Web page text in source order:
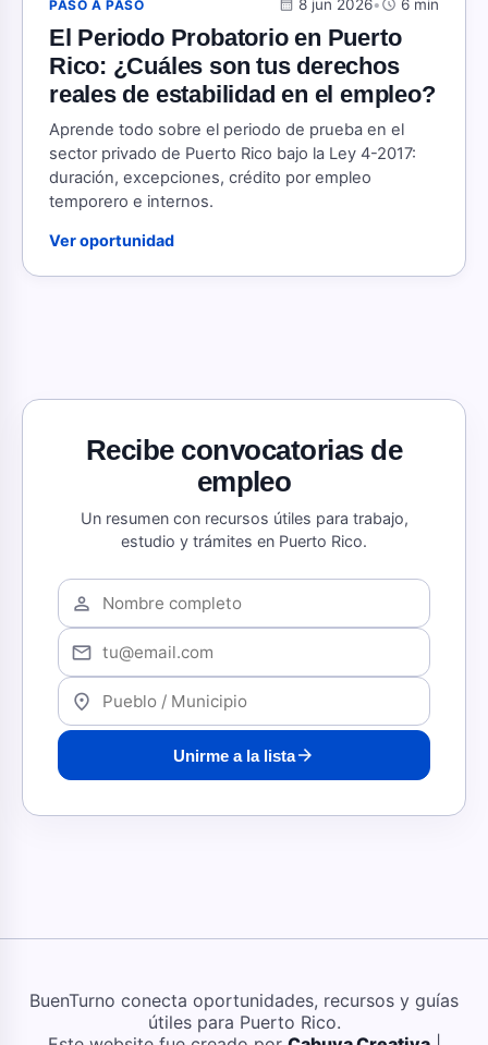
PASO A PASO calendar_month 8 jun 2026•schedule 6 min
El Periodo Probatorio en Puerto
Rico: ¿Cuáles son tus derechos
reales de estabilidad en el empleo?
Aprende todo sobre el periodo de prueba en el
sector privado de Puerto Rico bajo la Ley 4-2017:
duración, excepciones, crédito por empleo
temporero e internos.
Ver oportunidad
Recibe convocatorias de
empleo
Un resumen con recursos útiles para trabajo,
estudio y trámites en Puerto Rico.
person
mail
location_on
Unirme a la listaarrow_forward
BuenTurno conecta oportunidades, recursos y guías
útiles para Puerto Rico.